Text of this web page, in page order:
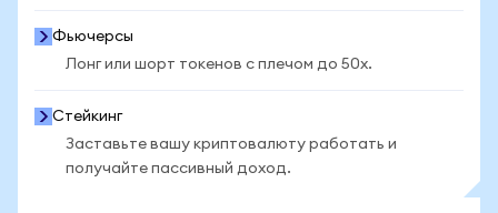
Фьючерсы
Лонг или шорт токенов с плечом до 50x.
Стейкинг
Заставьте вашу криптовалюту работать и
получайте пассивный доход.